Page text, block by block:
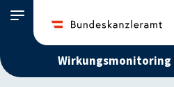
Wirkungsmonitoring